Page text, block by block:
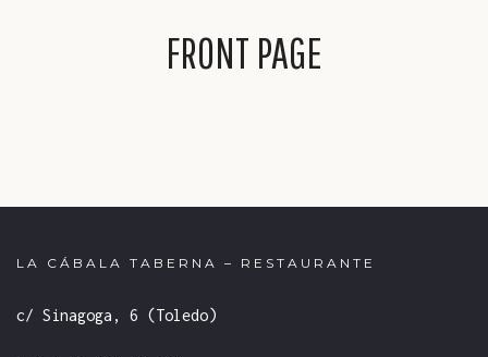
CONTACTO
FRONT PAGE
LA CÁBALA TABERNA – RESTAURANTE
c/ Sinagoga, 6 (Toledo)